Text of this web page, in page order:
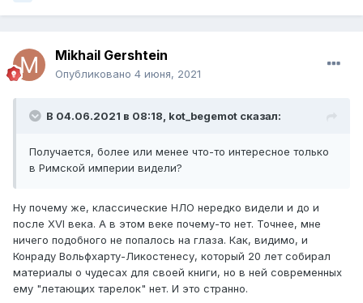
Mikhail Gershtein
Опубликовано 4 июня, 2021
В 04.06.2021 в 08:18, kot_begemot сказал:
Получается, более или менее что-то интересное только
в Римской империи видели?
Ну почему же, классические НЛО нередко видели и до и
после XVI века. А в этом веке почему-то нет. Точнее, мне
ничего подобного не попалось на глаза. Как, видимо, и
Конраду Вольфхарту-Ликостенесу, который 20 лет собирал
материалы о чудесах для своей книги, но в ней современных
ему "летающих тарелок" нет. И это странно.